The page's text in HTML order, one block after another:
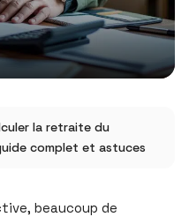
la retraite du
complet et astuces
beaucoup de